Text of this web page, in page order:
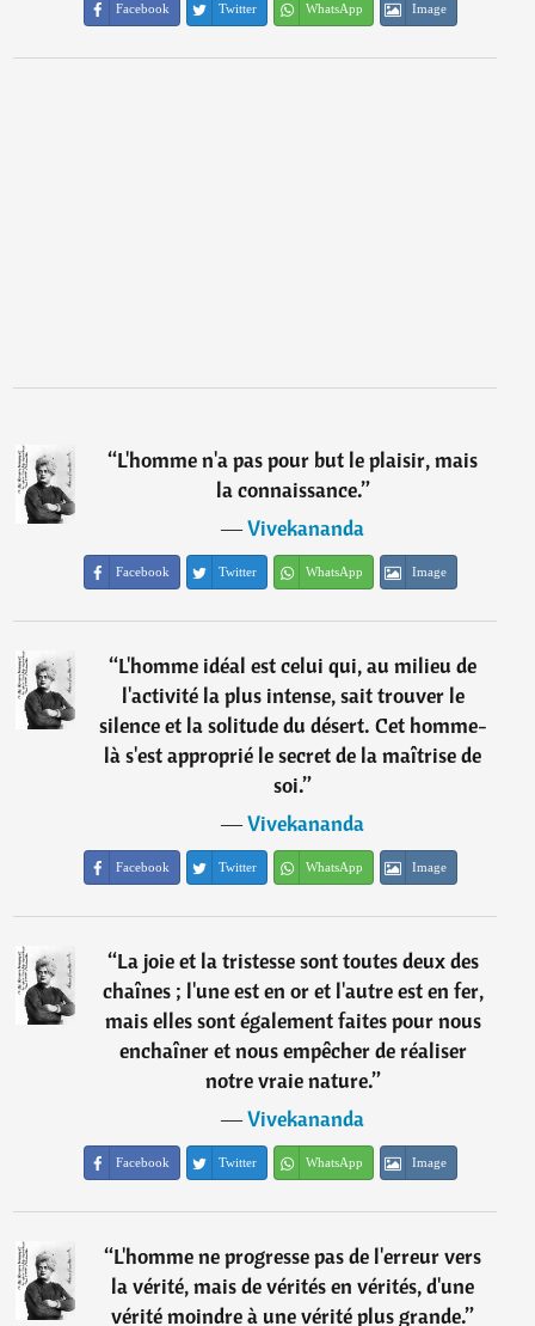
Facebook Twitter WhatsApp Image
“L'homme n'a pas pour but le plaisir, mais
la connaissance.”
―Vivekananda
Facebook Twitter WhatsApp Image
“L'homme idéal est celui qui, au milieu de
l'activité la plus intense, sait trouver le
silence et la solitude du désert. Cet homme-
là s'est approprié le secret de la maîtrise de
soi.”
―Vivekananda
Facebook Twitter WhatsApp Image
“La joie et la tristesse sont toutes deux des
chaînes ; l'une est en or et l'autre est en fer,
mais elles sont également faites pour nous
enchaîner et nous empêcher de réaliser
notre vraie nature.”
―Vivekananda
Facebook Twitter WhatsApp Image
“L'homme ne progresse pas de l'erreur vers
la vérité, mais de vérités en vérités, d'une
vérité moindre à une vérité plus grande.”